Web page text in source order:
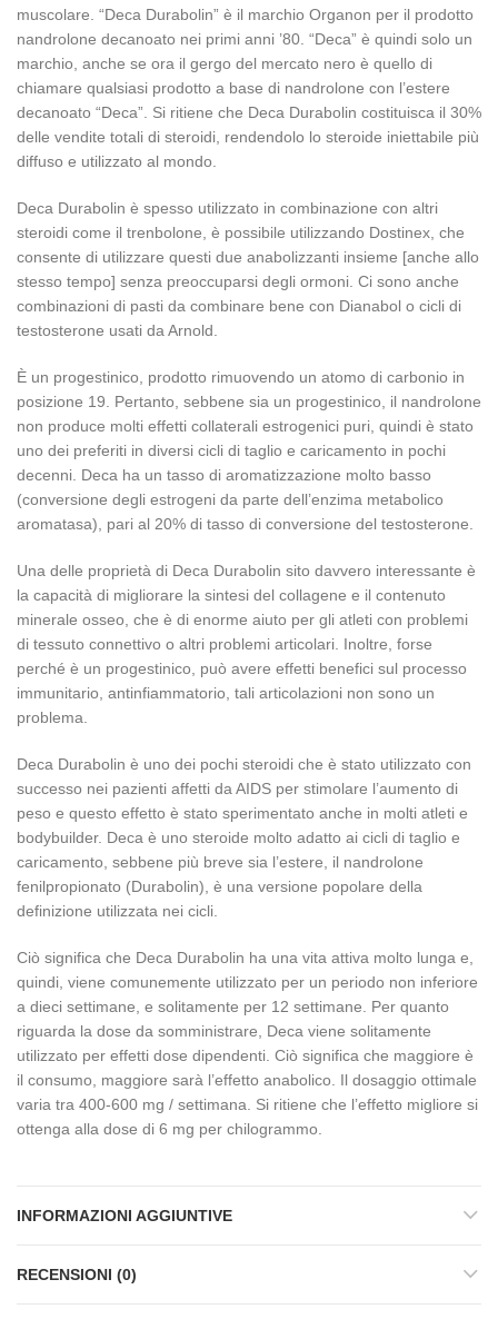
muscolare. “Deca Durabolin” è il marchio Organon per il prodotto
nandrolone decanoato nei primi anni ’80. “Deca” è quindi solo un
marchio, anche se ora il gergo del mercato nero è quello di
chiamare qualsiasi prodotto a base di nandrolone con l’estere
decanoato “Deca”. Si ritiene che Deca Durabolin costituisca il 30%
delle vendite totali di steroidi, rendendolo lo steroide iniettabile più
diffuso e utilizzato al mondo.
Deca Durabolin è spesso utilizzato in combinazione con altri
steroidi come il trenbolone, è possibile utilizzando Dostinex, che
consente di utilizzare questi due anabolizzanti insieme [anche allo
stesso tempo] senza preoccuparsi degli ormoni. Ci sono anche
combinazioni di pasti da combinare bene con Dianabol o cicli di
testosterone usati da Arnold.
È un progestinico, prodotto rimuovendo un atomo di carbonio in
posizione 19. Pertanto, sebbene sia un progestinico, il nandrolone
non produce molti effetti collaterali estrogenici puri, quindi è stato
uno dei preferiti in diversi cicli di taglio e caricamento in pochi
decenni. Deca ha un tasso di aromatizzazione molto basso
(conversione degli estrogeni da parte dell’enzima metabolico
aromatasa), pari al 20% di tasso di conversione del testosterone.
Una delle proprietà di Deca Durabolin sito davvero interessante è
la capacità di migliorare la sintesi del collagene e il contenuto
minerale osseo, che è di enorme aiuto per gli atleti con problemi
di tessuto connettivo o altri problemi articolari. Inoltre, forse
perché è un progestinico, può avere effetti benefici sul processo
immunitario, antinfiammatorio, tali articolazioni non sono un
problema.
Deca Durabolin è uno dei pochi steroidi che è stato utilizzato con
successo nei pazienti affetti da AIDS per stimolare l’aumento di
peso e questo effetto è stato sperimentato anche in molti atleti e
bodybuilder. Deca è uno steroide molto adatto ai cicli di taglio e
caricamento, sebbene più breve sia l’estere, il nandrolone
fenilpropionato (Durabolin), è una versione popolare della
definizione utilizzata nei cicli.
Ciò significa che Deca Durabolin ha una vita attiva molto lunga e,
quindi, viene comunemente utilizzato per un periodo non inferiore
a dieci settimane, e solitamente per 12 settimane. Per quanto
riguarda la dose da somministrare, Deca viene solitamente
utilizzato per effetti dose dipendenti. Ciò significa che maggiore è
il consumo, maggiore sarà l’effetto anabolico. Il dosaggio ottimale
varia tra 400-600 mg / settimana. Si ritiene che l’effetto migliore si
ottenga alla dose di 6 mg per chilogrammo.
INFORMAZIONI AGGIUNTIVE
RECENSIONI (0)